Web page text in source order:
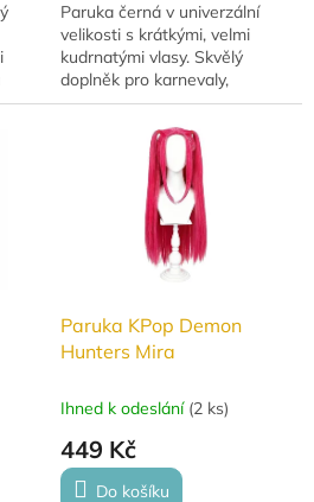
Paruka černá v univerzální
velikosti s krátkými, velmi
kudrnatými vlasy. Skvělý
doplněk pro karnevaly,
maškarní či tematické párty.
Paruka KPop Demon
Hunters Mira
Ihned k odeslání (2 ks)
449 Kč
Do košíku